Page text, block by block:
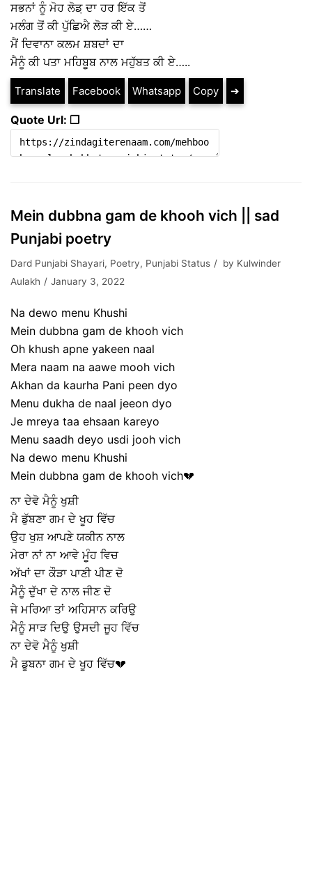
ਸਭਨਾਂ ਨੂੰ ਮੋਹ ਲੋਡ਼ ਦਾ ਹਰ ਇੱਕ ਤੋਂ
ਮਲੰਗ ਤੋਂ ਕੀ ਪੁੱਛਿਐ ਲੋੜ ਕੀ ਏ……
ਮੈਂ ਦਿਵਾਨਾ ਕਲਮ ਸ਼ਬਦਾਂ ਦਾ
ਮੈਨੂੰ ਕੀ ਪਤਾ ਮਹਿਬੂਬ ਨਾਲ ਮਹੁੱਬਤ ਕੀ ਏ…..
Translate Facebook Whatsapp Copy ➔
Quote Url: ❐
Mein dubbna gam de khooh vich || sad
Punjabi poetry
Dard Punjabi Shayari, Poetry, Punjabi Status by Kulwinder
Aulakh
January 3, 2022
Na dewo menu Khushi
Mein dubbna gam de khooh vich
Oh khush apne yakeen naal
Mera naam na aawe mooh vich
Akhan da kaurha Pani peen dyo
Menu dukha de naal jeeon dyo
Je mreya taa ehsaan kareyo
Menu saadh deyo usdi jooh vich
Na dewo menu Khushi
Mein dubbna gam de khooh vich💔
ਨਾ ਦੇਵੋ ਮੈਨੂੰ ਖੁਸ਼ੀ
ਮੈ ਡੁੱਬਣਾ ਗਮ ਦੇ ਖੂਹ ਵਿੱਚ
ਉਹ ਖੁਸ਼ ਆਪਣੇ ਯਕੀਨ ਨਾਲ
ਮੇਰਾ ਨਾਂ ਨਾ ਆਵੇ ਮੂੰਹ ਵਿਚ
ਅੱਖਾਂ ਦਾ ਕੌੜਾ ਪਾਣੀ ਪੀਣ ਦੋ
ਮੈਨੂੰ ਦੁੱਖਾ ਦੇ ਨਾਲ ਜੀਣ ਦੋ
ਜੇ ਮਰਿਆ ਤਾਂ ਅਹਿਸਾਨ ਕਰਿਉ
ਮੈਨੂੰ ਸਾੜ ਦਿਉ ਉਸਦੀ ਜੂਹ ਵਿੱਚ
ਨਾ ਦੇਵੋ ਮੈਨੂੰ ਖੁਸ਼ੀ
ਮੈ ਡੂਬਨਾ ਗਮ ਦੇ ਖੂਹ ਵਿੱਚ💔